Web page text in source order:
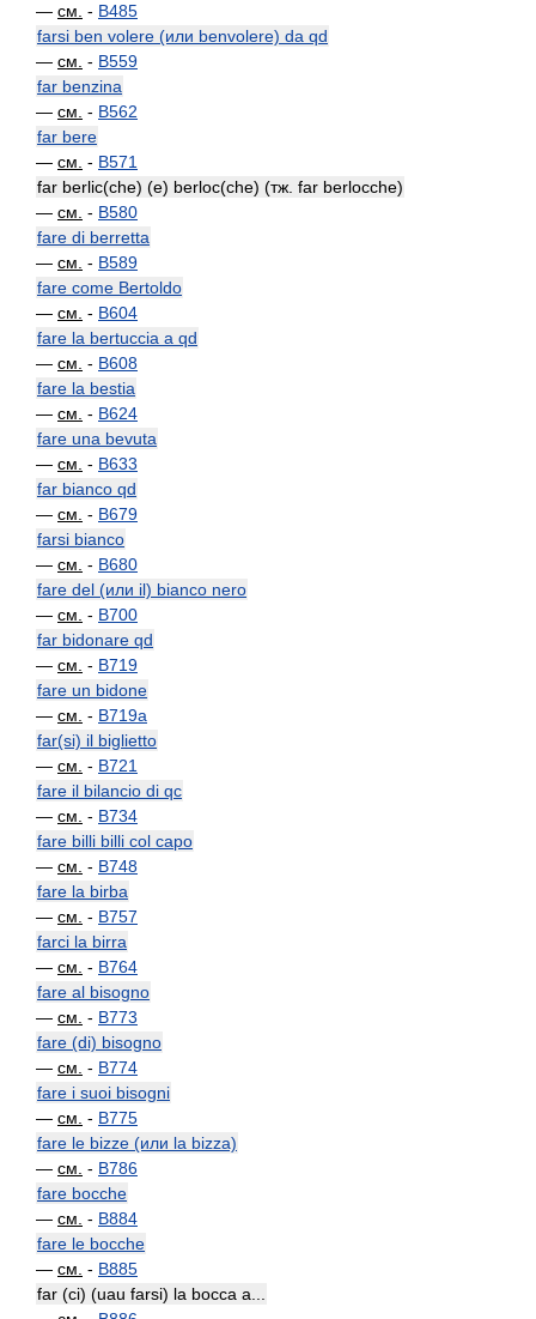
— см. - B485
farsi ben volere (или benvolere) da qd
— см. - B559
far benzina
— см. - B562
far bere
— см. - B571
far berlic(che) (e) berloc(che) (тж. far berlocche)
— см. - B580
fare di berretta
— см. - B589
fare come Bertoldo
— см. - B604
fare la bertuccia a qd
— см. - B608
fare la bestia
— см. - B624
fare una bevuta
— см. - B633
far bianco qd
— см. - B679
farsi bianco
— см. - B680
fare del (или il) bianco nero
— см. - B700
far bidonare qd
— см. - B719
fare un bidone
— см. - B719a
far(si) il biglietto
— см. - B721
fare il bilancio di qc
— см. - B734
fare billi billi col capo
— см. - B748
fare la birba
— см. - B757
farci la birra
— см. - B764
fare al bisogno
— см. - B773
fare (di) bisogno
— см. - B774
fare i suoi bisogni
— см. - B775
fare le bizze (или la bizza)
— см. - B786
fare bocche
— см. - B884
fare le bocche
— см. - B885
far (ci) (uau farsi) la bocca a...